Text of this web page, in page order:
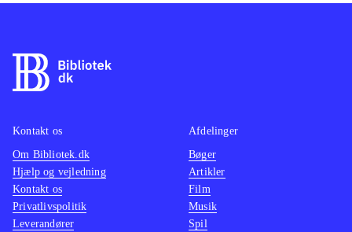
Kontakt os
Om Bibliotek.dk
Hjælp og vejledning
Kontakt os
Privatlivspolitik
Leverandører
Afdelinger
Bøger
Artikler
Film
Musik
Spil